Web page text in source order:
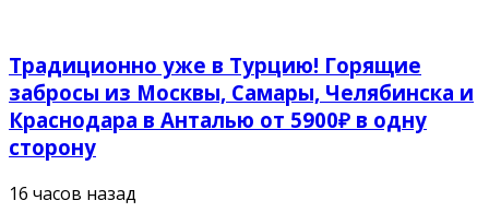
Традиционно уже в Турцию! Горящие
забросы из Москвы, Самары, Челябинска и
Краснодара в Анталью от 5900₽ в одну
сторону
16 часов назад